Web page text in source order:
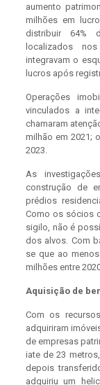
aumento
milhões em
distribuir 64%
localizados
integravam o
lucros após
Operações
vinculados a
chamaram
milhão em 2021;
2023.
As
construção de
prédios
Como os sócios
sigilo, não é
dos alvos. Com
se que ao
milhões entre
Aquisição de
Com os
adquiriram
de empresas
iate de 23
depois
adquiriu um